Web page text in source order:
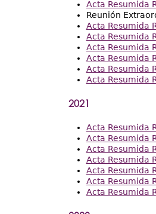
Acta Resumida
Reunión
Acta Resumida
Acta Resumida
Acta Resumida
Acta Resumida
Acta Resumida
Acta Resumida
2021
Acta Resumida
Acta Resumida
Acta Resumida
Acta Resumida
Acta Resumida
Acta Resumida
Acta Resumida